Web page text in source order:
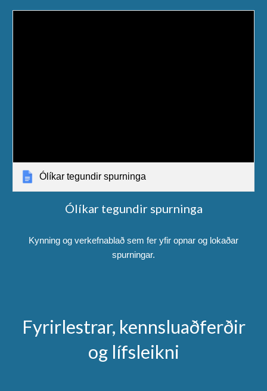
Ólíkar tegundir spurninga
Ólíkar tegundir spurninga
Kynning og verkefnablað sem fer yfir opnar og lokaðar
spurningar.
Fyrirlestrar, kennsluaðferðir
og lífsleikni